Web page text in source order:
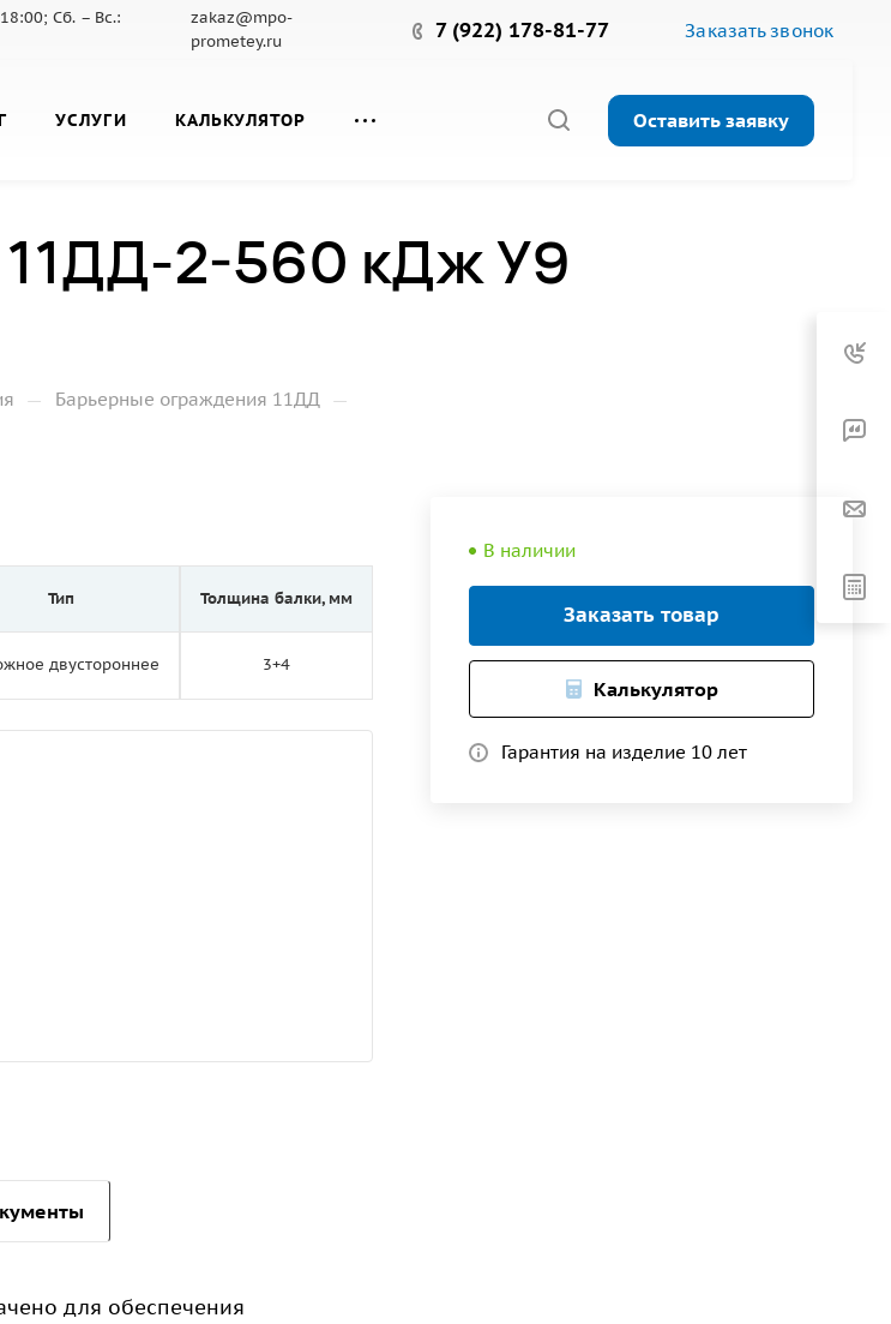
Сб. – Вс.:
zakaz@mpo-
prometey.ru
7 (922) 178-81-77 Заказать звонок
УСЛУГИ КАЛЬКУЛЯТОР Оставить заявку
11ДД-2-560 кДж У9
— Барьерные ограждения 11ДД —
В наличии
Заказать товар
Калькулятор
Гарантия на изделие 10 лет
Тип
двустороннее
Толщина балки, мм
3+4
для обеспечения